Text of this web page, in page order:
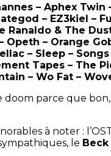
– Aphex Twin
– EZ3kiel –
Ranaldo & The
– Orange
– Sleep –
Tapes – The
– Wo Fat –
doom parce que
à noter :
le Beck